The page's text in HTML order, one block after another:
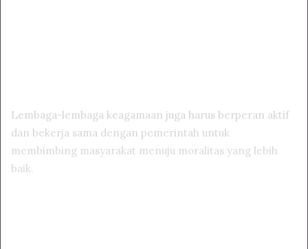
Lembaga-lembaga keagamaan juga harus berperan aktif
dan bekerja sama dengan pemerintah untuk
membimbing masyarakat menuju moralitas yang lebih
baik.